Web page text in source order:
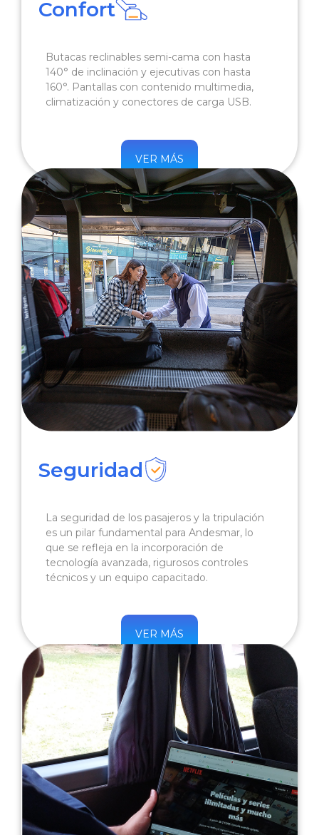
Confort
Butacas reclinables semi-cama con hasta
140° de inclinación y ejecutivas con hasta
160°. Pantallas con contenido multimedia,
climatización y conectores de carga USB.
VER MÁS
Seguridad
La seguridad de los pasajeros y la tripulación
es un pilar fundamental para Andesmar, lo
que se refleja en la incorporación de
tecnología avanzada, rigurosos controles
técnicos y un equipo capacitado.
VER MÁS